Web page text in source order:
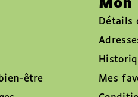
être
Mon
Détails
Mes